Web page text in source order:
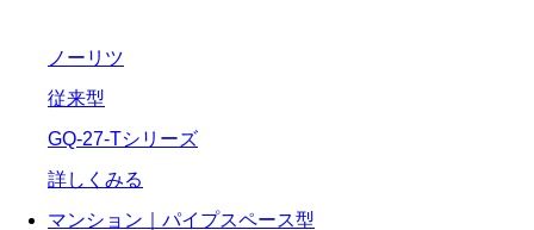
ノーリツ
従来型
GQ-27-Tシリーズ
詳しくみる
マンション｜パイプスペース型